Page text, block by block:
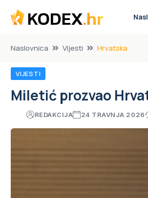
Naslovnica Vijesti Hrvatska
VIJESTI
Miletić prozvao
REDAKCIJA 24 TRAVNJA 2026